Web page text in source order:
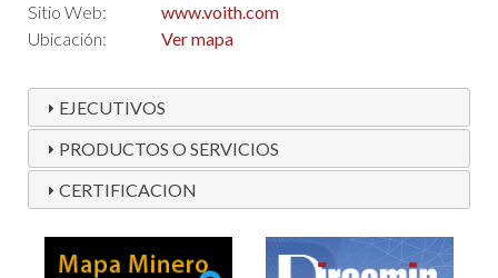
Sitio Web:
www.voith.com
Ubicación:
Ver mapa
EJECUTIVOS
PRODUCTOS O SERVICIOS
CERTIFICACION